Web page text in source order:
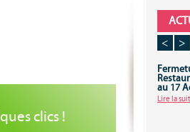
clics !
au 17
Lire la
< >